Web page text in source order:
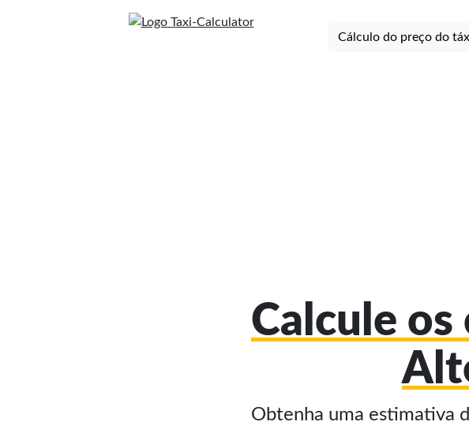
Cálculo do preço do
Calcule os
Obtenha uma estimativa